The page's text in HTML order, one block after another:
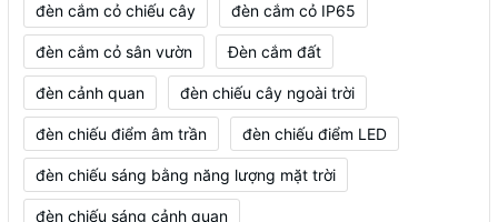
đèn cắm cỏ chiếu cây đèn cắm cỏ IP65
đèn cắm cỏ sân vườn Đèn cắm đất
đèn cảnh quan đèn chiếu cây ngoài trời
đèn chiếu điểm âm trần đèn chiếu điểm LED
đèn chiếu sáng bằng năng lượng mặt trời
đèn chiếu sáng cảnh quan